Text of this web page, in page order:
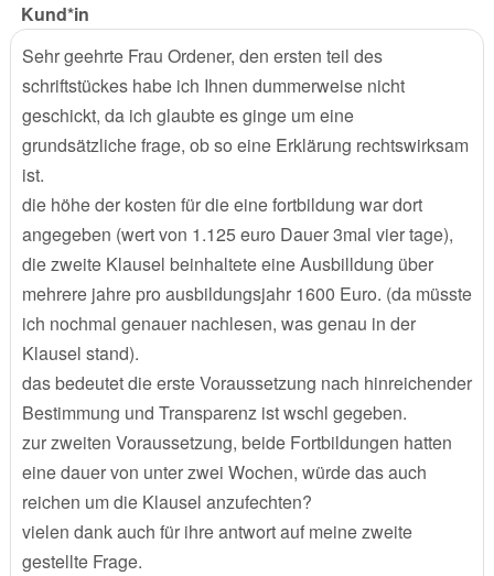
Kund*in
Sehr geehrte Frau Ordener, den ersten teil des
schriftstückes habe ich Ihnen dummerweise nicht
geschickt, da ich glaubte es ginge um eine
grundsätzliche frage, ob so eine Erklärung rechtswirksam
ist.
die höhe der kosten für die eine fortbildung war dort
angegeben (wert von 1.125 euro Dauer 3mal vier tage),
die zweite Klausel beinhaltete eine Ausbilldung über
mehrere jahre pro ausbildungsjahr 1600 Euro. (da müsste
ich nochmal genauer nachlesen, was genau in der
Klausel stand).
das bedeutet die erste Voraussetzung nach hinreichender
Bestimmung und Transparenz ist wschl gegeben.
zur zweiten Voraussetzung, beide Fortbildungen hatten
eine dauer von unter zwei Wochen, würde das auch
reichen um die Klausel anzufechten?
vielen dank auch für ihre antwort auf meine zweite
gestellte Frage.